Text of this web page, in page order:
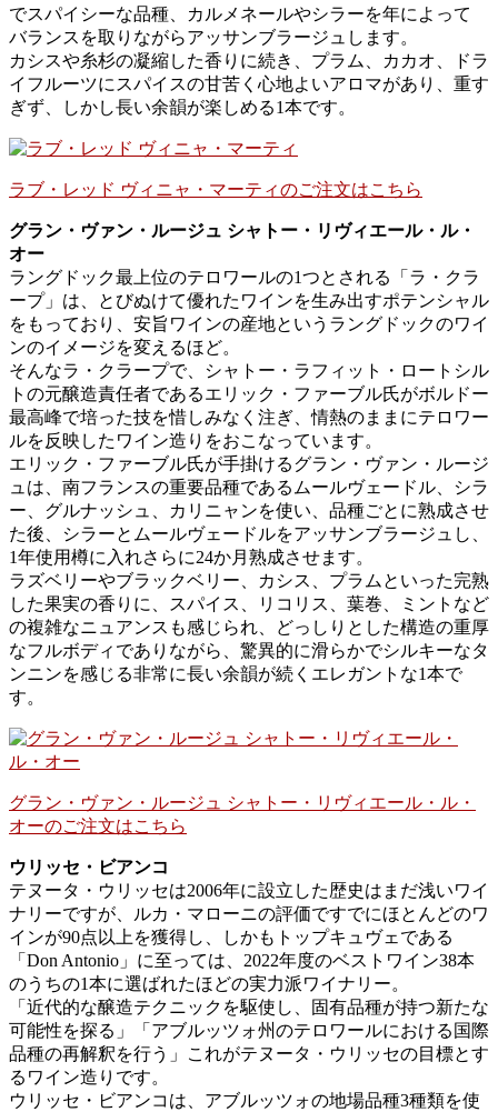
でスパイシーな品種、カルメネールやシラーを年によって
バランスを取りながらアッサンブラージュします。
カシスや糸杉の凝縮した香りに続き、プラム、カカオ、ドラ
イフルーツにスパイスの甘苦く心地よいアロマがあり、重す
ぎず、しかし長い余韻が楽しめる1本です。
ラブ・レッド ヴィニャ・マーティのご注文はこちら
グラン・ヴァン・ルージュ シャトー・リヴィエール・ル・
オー
ラングドック最上位のテロワールの1つとされる「ラ・クラ
ープ」は、とびぬけて優れたワインを生み出すポテンシャル
をもっており、安旨ワインの産地というラングドックのワイ
ンのイメージを変えるほど。
そんなラ・クラープで、シャトー・ラフィット・ロートシル
トの元醸造責任者であるエリック・ファーブル氏がボルドー
最高峰で培った技を惜しみなく注ぎ、情熱のままにテロワー
ルを反映したワイン造りをおこなっています。
エリック・ファーブル氏が手掛けるグラン・ヴァン・ルージ
ュは、南フランスの重要品種であるムールヴェードル、シラ
ー、グルナッシュ、カリニャンを使い、品種ごとに熟成させ
た後、シラーとムールヴェードルをアッサンブラージュし、
1年使用樽に入れさらに24か月熟成させます。
ラズベリーやブラックベリー、カシス、プラムといった完熟
した果実の香りに、スパイス、リコリス、葉巻、ミントなど
の複雑なニュアンスも感じられ、どっしりとした構造の重厚
なフルボディでありながら、驚異的に滑らかでシルキーなタ
ンニンを感じる非常に長い余韻が続くエレガントな1本で
す。
グラン・ヴァン・ルージュ シャトー・リヴィエール・ル・
オーのご注文はこちら
ウリッセ・ビアンコ
テヌータ・ウリッセは2006年に設立した歴史はまだ浅いワイ
ナリーですが、ルカ・マローニの評価ですでにほとんどのワ
インが90点以上を獲得し、しかもトップキュヴェである
「Don Antonio」に至っては、2022年度のベストワイン38本
のうちの1本に選ばれたほどの実力派ワイナリー。
「近代的な醸造テクニックを駆使し、固有品種が持つ新たな
可能性を探る」「アブルッツォ州のテロワールにおける国際
品種の再解釈を行う」これがテヌータ・ウリッセの目標とす
るワイン造りです。
ウリッセ・ビアンコは、アブルッツォの地場品種3種類を使